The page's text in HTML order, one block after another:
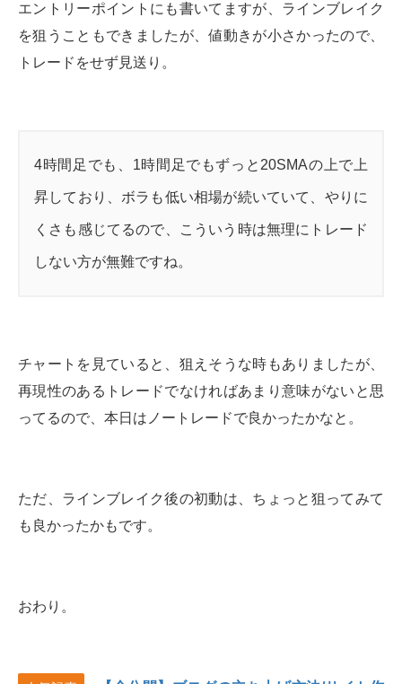
エントリーポイントにも書いてますが、ラインブレイク
を狙うこともできましたが、値動きが小さかったので、
トレードをせず見送り。
4時間足でも、1時間足でもずっと20SMAの上で上
昇しており、ボラも低い相場が続いていて、やりに
くさも感じてるので、こういう時は無理にトレード
しない方が無難ですね。
チャートを見ていると、狙えそうな時もありましたが、
再現性のあるトレードでなければあまり意味がないと思
ってるので、本日はノートレードで良かったかなと。
ただ、ラインブレイク後の初動は、ちょっと狙ってみて
も良かったかもです。
おわり。